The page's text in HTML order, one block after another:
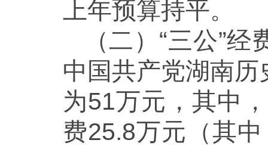
上年预算持平。
（二）“三公”
中国共产党湖南历
为51万元，其中
费25.8万元（其